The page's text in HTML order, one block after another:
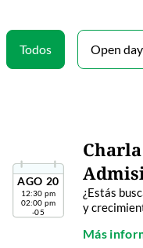
Todos Open day
AGO 20
12:30 pm
02:00 pm
-05
¿Estás
y
Más